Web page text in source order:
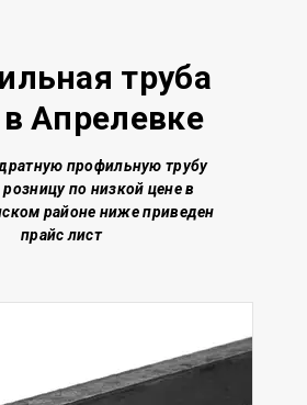
труба
Апрелевке
профильную трубу
по низкой ценев
районе ниже приведен
прайс лист